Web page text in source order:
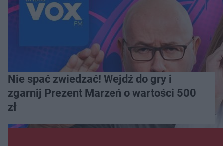
Nie spać zwiedzać! Wejdź do gry i
zgarnij Prezent Marzeń o wartości 500
zł